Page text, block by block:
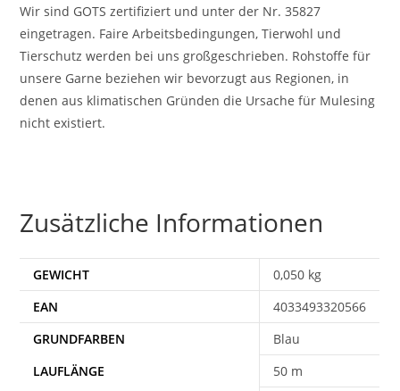
Wir sind GOTS zertifiziert und unter der Nr. 35827
eingetragen. Faire Arbeitsbedingungen, Tierwohl und
Tierschutz werden bei uns großgeschrieben. Rohstoffe für
unsere Garne beziehen wir bevorzugt aus Regionen, in
denen aus klimatischen Gründen die Ursache für Mulesing
nicht existiert.
Zusätzliche Informationen
GEWICHT
0,050 kg
EAN
4033493320566
Blau
50 m